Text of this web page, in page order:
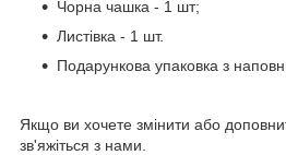
Чорна чашка - 1 шт;
Листівка - 1 шт.
Подарункова упаковка з
Якщо ви хочете змінити або
зв'яжіться з нами.